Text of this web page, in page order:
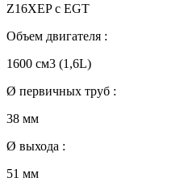
Z16XEP c EGT
Объем двигателя :
1600 см3 (1,6L)
Ø первичных труб :
38 мм
Ø выхода :
51 мм